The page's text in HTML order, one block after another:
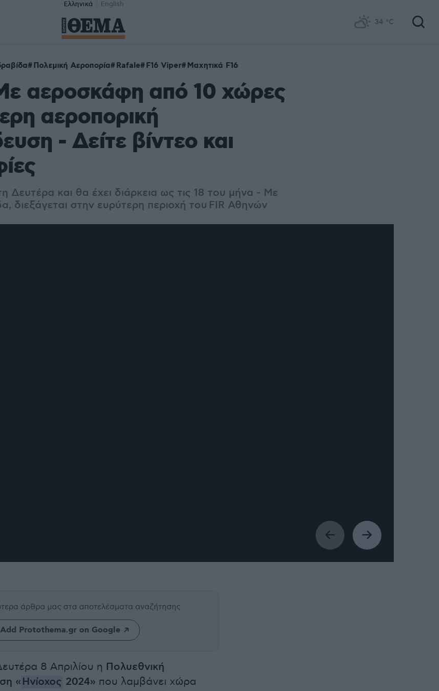
Ελληνικά English
34 °C
Πολεμική Αεροπορία Rafale F16 Viper Μαχητικά F16
αεροσκάφη από 10 χώρες
αεροπορική
- Δείτε βίντεο και
Δευτέρα και θα έχει διάρκεια ως τις 18 του μήνα - Με
διεξάγεται στην ευρύτερη περιοχή του FIR Αθηνών
άρθρα μας στα αποτελέσματα αναζήτησης
Add Protothema.gr on Google
8 Απριλίου η Πολυεθνική
« Ηνίοχος 2024» που λαμβάνει χώρα